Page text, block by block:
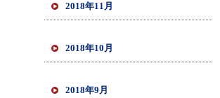
2018年11月
2018年10月
2018年9月